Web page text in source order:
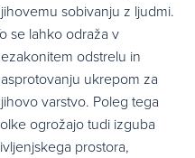
sobivanju z ljudmi.
se lahko odraža v
odstrelu in
ukrepom za
varstvo. Poleg tega
ogrožajo tudi izguba
prostora,